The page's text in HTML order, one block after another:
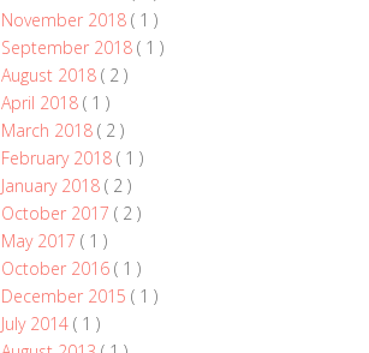
November 2018 ( 1 )
September 2018 ( 1 )
August 2018 ( 2 )
April 2018 ( 1 )
March 2018 ( 2 )
February 2018 ( 1 )
January 2018 ( 2 )
October 2017 ( 2 )
May 2017 ( 1 )
October 2016 ( 1 )
December 2015 ( 1 )
July 2014 ( 1 )